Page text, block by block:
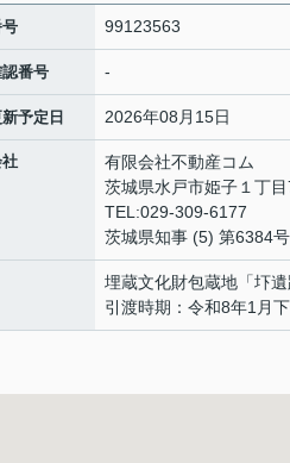
99123563
番号 -
予定日 2026年08月15日
有限会社不動産コム
茨城県水戸市姫子１丁
TEL:029-309-6177
茨城県知事 (5) 第6384号
埋蔵文化財包蔵地「圷
引渡時期：令和8年1月